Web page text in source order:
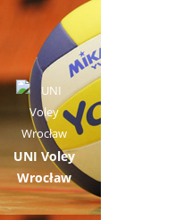
UNI Voley
Wrocław